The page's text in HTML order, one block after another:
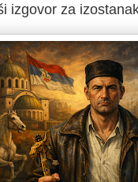
izgovor za